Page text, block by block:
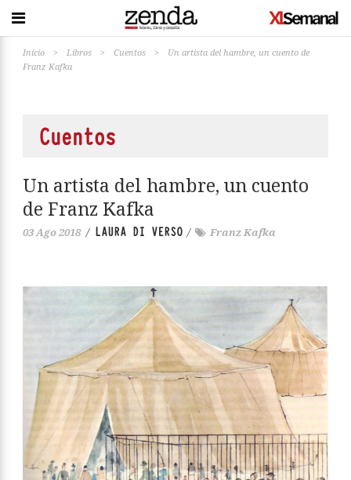
Inicio > Libros > Cuentos >
Un artista del hambre, un cuento de
Franz Kafka
Cuentos
Un artista del hambre, un cuento
de Franz Kafka
03 Ago 2018 / LAURA DI VERSO / Franz Kafka